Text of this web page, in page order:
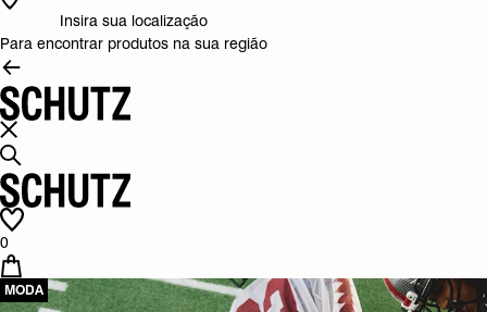
Insira sua localização
Para encontrar produtos na sua região
0
MODA